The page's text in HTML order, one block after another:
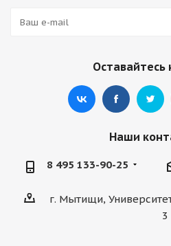
Оставайтесь
Наши
8 495 133-90-25
г. Мытищи,
3